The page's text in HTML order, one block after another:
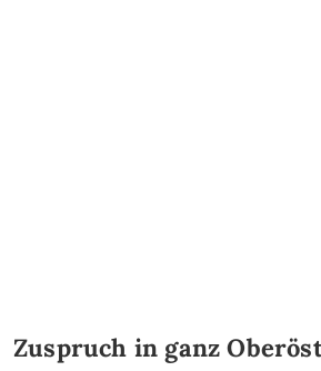
Zuspruch in ganz